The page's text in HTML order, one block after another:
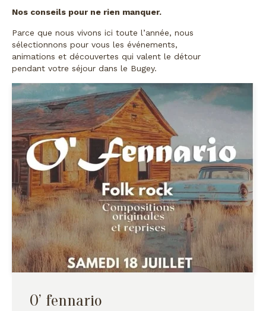
Nos conseils pour ne rien manquer.
Parce que nous vivons ici toute l’année, nous
sélectionnons pour vous les événements,
animations et découvertes qui valent le détour
pendant votre séjour dans le Bugey.
O’ fennario